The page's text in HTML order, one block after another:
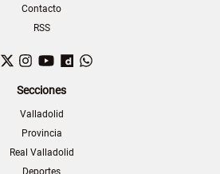
Contacto
RSS
Facebook
TwitterInstagram
YouTubeDailymotion
Secciones
Valladolid
Provincia
Real Valladolid